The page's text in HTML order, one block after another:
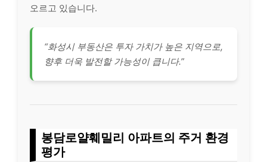
오르고 있습니다.
“화성시 부동산은 투자 가치가 높은 지역으로,
향후 더욱 발전할 가능성이 큽니다.”
봉담로얄훼밀리 아파트의 주거 환경
평가